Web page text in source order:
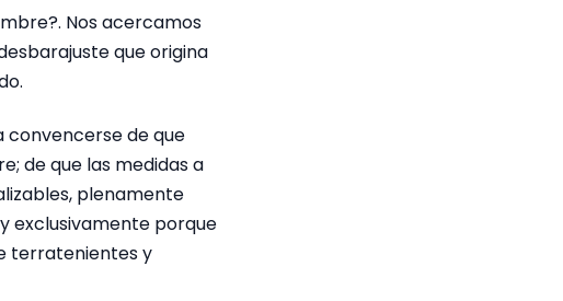
Nos acercamos
que origina
convencerse de que
de que las medidas a
plenamente
exclusivamente porque
terratenientes y